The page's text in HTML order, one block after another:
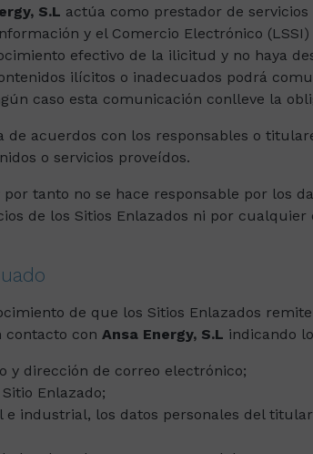
S.L actúa como prestador de
y el Comercio Electrónico
efectivo de la ilicitud y no haya
ilícitos o inadecuados podrá
caso esta comunicación conlleve la
acuerdos con los responsables o
o servicios proveídos.
tanto no se hace responsable por los
de los Sitios Enlazados ni por
de que los Sitios Enlazados
contacto con Ansa Energy, S.L indicando
y dirección de correo electrónico;
Enlazado;
industrial, los datos personales del